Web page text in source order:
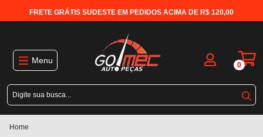
FRETE GRÁTIS SUDESTE EM PEDIDOS ACIMA DE R$ 120,00
Menu 0
Home